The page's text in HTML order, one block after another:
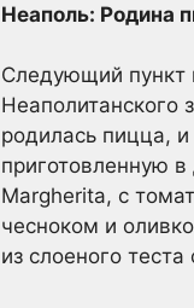
Неаполь: Родина
Следующий пункт
Неаполитанского
родилась пицца,
приготовленную
Margherita, с
чесноком и
из слоеного